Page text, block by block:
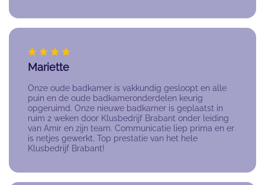
Mariette
Onze oude badkamer is vakkundig gesloopt en alle
puin en de oude badkameronderdelen keurig
opgeruimd. Onze nieuwe badkamer is geplaatst in
ruim 2 weken door Klusbedrijf Brabant onder leiding
van Amir en zijn team. Communicatie liep prima en er
is netjes gewerkt. Top prestatie van het hele
Klusbedrijf Brabant!